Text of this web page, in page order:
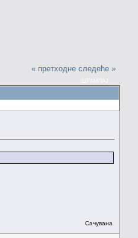
« претходне следеће »
Сачувана